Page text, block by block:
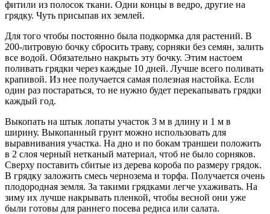
фитили из полосок ткани. Одни концы в ведро, другие на
грядку. Чуть присыпав их землей.
Для того чтобы постоянно была подкормка для растений. В
200-литровую бочку сбросить траву, сорняки без семян, залить
все водой. Обязательно накрыть эту бочку. Этим настоем
поливать грядки через каждые 10 дней. Лучше всего поливать
крапивой. Из нее получается самая полезная настойка. Если
один раз постараться, то не нужно будет перекапывать грядки
каждый год.
Выкопать на штык лопаты участок 3 м в длину и 1 м в
ширину. Выкопанный грунт можно использовать для
выравнивания участка. На дно и по бокам траншеи положить
в 2 слоя черный нетканый материал, чтоб не было сорняков.
Сверху поставить сбитые из дерева короба по размеру грядок.
В грядку заложить смесь чернозема и торфа. Получается очень
плодородная земля. За такими грядками легче ухаживать. На
зиму их лучше накрывать пленкой, чтобы весной они уже
были готовы для раннего посева редиса или салата.